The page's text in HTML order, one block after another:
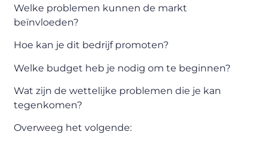
Welke problemen kunnen de markt
beïnvloeden?
Hoe kan je dit bedrijf promoten?
Welke budget heb je nodig om te beginnen?
Wat zijn de wettelijke problemen die je kan
tegenkomen?
Overweeg het volgende: